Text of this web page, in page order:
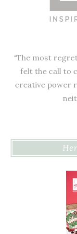
“The most
felt the call to
creative power